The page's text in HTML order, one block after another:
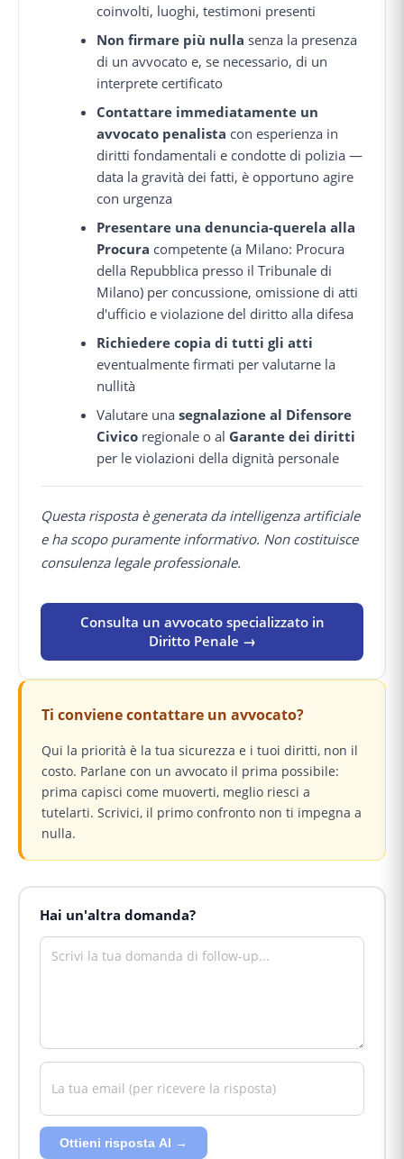
coinvolti, luoghi, testimoni presenti
Non firmare più nulla senza la presenza
di un avvocato e, se necessario, di un
interprete certificato
Contattare immediatamente un
avvocato penalista con esperienza in
diritti fondamentali e condotte di polizia —
data la gravità dei fatti, è opportuno agire
con urgenza
Presentare una denuncia-querela alla
Procura competente (a Milano: Procura
della Repubblica presso il Tribunale di
Milano) per concussione, omissione di atti
d'ufficio e violazione del diritto alla difesa
Richiedere copia di tutti gli atti
eventualmente firmati per valutarne la
nullità
Valutare unasegnalazione al Difensore
Civico regionale o al Garante dei diritti
per le violazioni della dignità personale
Questa risposta è generata da intelligenza artificiale
e ha scopo puramente informativo. Non costituisce
consulenza legale professionale.
Consulta un avvocato specializzato in
Diritto Penale →
Ti conviene contattare un avvocato?
Qui la priorità è la tua sicurezza e i tuoi diritti, non il
costo. Parlane con un avvocato il prima possibile:
prima capisci come muoverti, meglio riesci a
tutelarti. Scrivici, il primo confronto non ti impegna a
nulla.
Hai un'altra domanda?
Ottieni risposta AI →